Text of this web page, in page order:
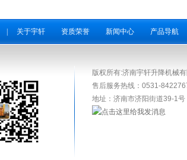
关于宇轩 资质荣誉 新闻中心 产品导航
版权所有:济南宇轩升降机械
售后服务热线：0531-
地址：济南市济阳街道39-1号